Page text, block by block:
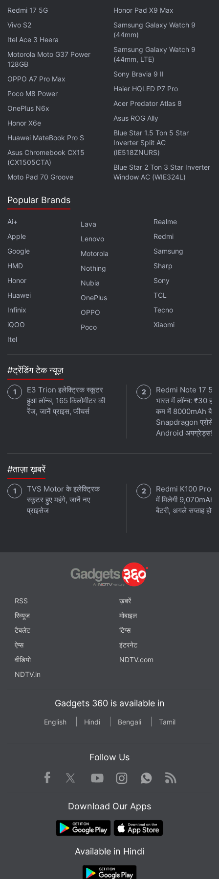
pic.twitter.com/7OgZAAdPf6
— Elon Musk (@elonmusk)June 10, 2024
बता दें कि 9to5Mac की एक
के बाद की एक चर्चा में अपनी भविष्य की AI योजनाओं को शेयर किया।
यूट्यूबर iJustine के साथ किए गए एक सेशन के दौरान, Apple में
सॉफ्टवेयर इंजीनियरिंग के वरिष्ठ उपाध्यक्ष क्रेग फेडेरिघी ने संकेत दिया
कि भविष्य में Google Gemini को Apple प्लेटफार्मों के साथ
इंटिग्रेट किया जा सकता है।
लेटेस्ट टेक न्यूज़ मोबाइलपर मिलने वाले
हमेंगूगल समाचार पर फॉलो करें।
ये भी पढ़े: OpenAI, ChatGPT Apple AI
openai deal
Redmi 17 5G
Vivo S2
Itel Ace 3 Heera
Motorola Moto G37 Power
128GB
OPPO A7 Pro Max
Poco M8 Power
OnePlus N6x
Honor X6e
Huawei MateBook Pro S
Asus Chromebook CX15
(CX1505CTA)
Moto Pad 70 Groove
Honor Pad X9 Max
Samsung Galaxy Watch 9
(44mm)
Samsung Galaxy Watch 9
(44mm, LTE)
Sony Bravia 9 II
Haier HQLED P7 Pro
Acer Predator Atlas 8
Asus ROG Ally
Blue Star 1.5 Ton 5 Star
Inverter Split AC
(IE518ZNURS)
Blue Star 2 Ton 3 Star Inverter
Window AC (WIE324L)
Popular Brands
Ai+
Apple
Google
HMD
Honor
Huawei
Infinix
iQOO
Itel
Lava
Lenovo
Motorola
Nothing
Nubia
OnePlus
OPPO
Poco
Realme
Redmi
Samsung
Sharp
Sony
TCL
Tecno
Xiaomi
#ट्रेंडिंग टेक न्यूज़
E3 Trion इलेक्ट्रिक स्कूटर
हुआ लॉन्च, 165 किलोमीटर की
रेंज, जानें प्राइस, फीचर्स
Redmi Note 17 5G
भारत में लॉन्च: ₹30
कम में 8000mAh
Snapdragon
Android अपग्रेड्स!
#ताज़ा ख़बरें
TVS Motor के इलेक्ट्रिक
स्कूटर हुए महंगे, जानें नए
प्राइसेज
Redmi K100 Pro
में मिलेगी 9,070mAh
बैटरी, अगले सप्ताह होगा
RSS
ख़बरें
रिव्यूज
मोबाइल
टैबलेट
टिप्स
ऐप्स
इंटरनेट
वीडियो
NDTV.com
NDTV.in
Gadgets 360 is available in
English Hindi Bengali Tamil
Follow Us
Facebook TwitterYoutube
Instagram WhatsApp
Rss
Download Our Apps
Available in Hindi